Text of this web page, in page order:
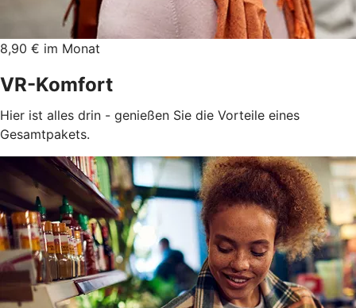
8,90 € im Monat
VR-Komfort
Hier ist alles drin - genießen Sie die Vorteile eines
Gesamtpakets.